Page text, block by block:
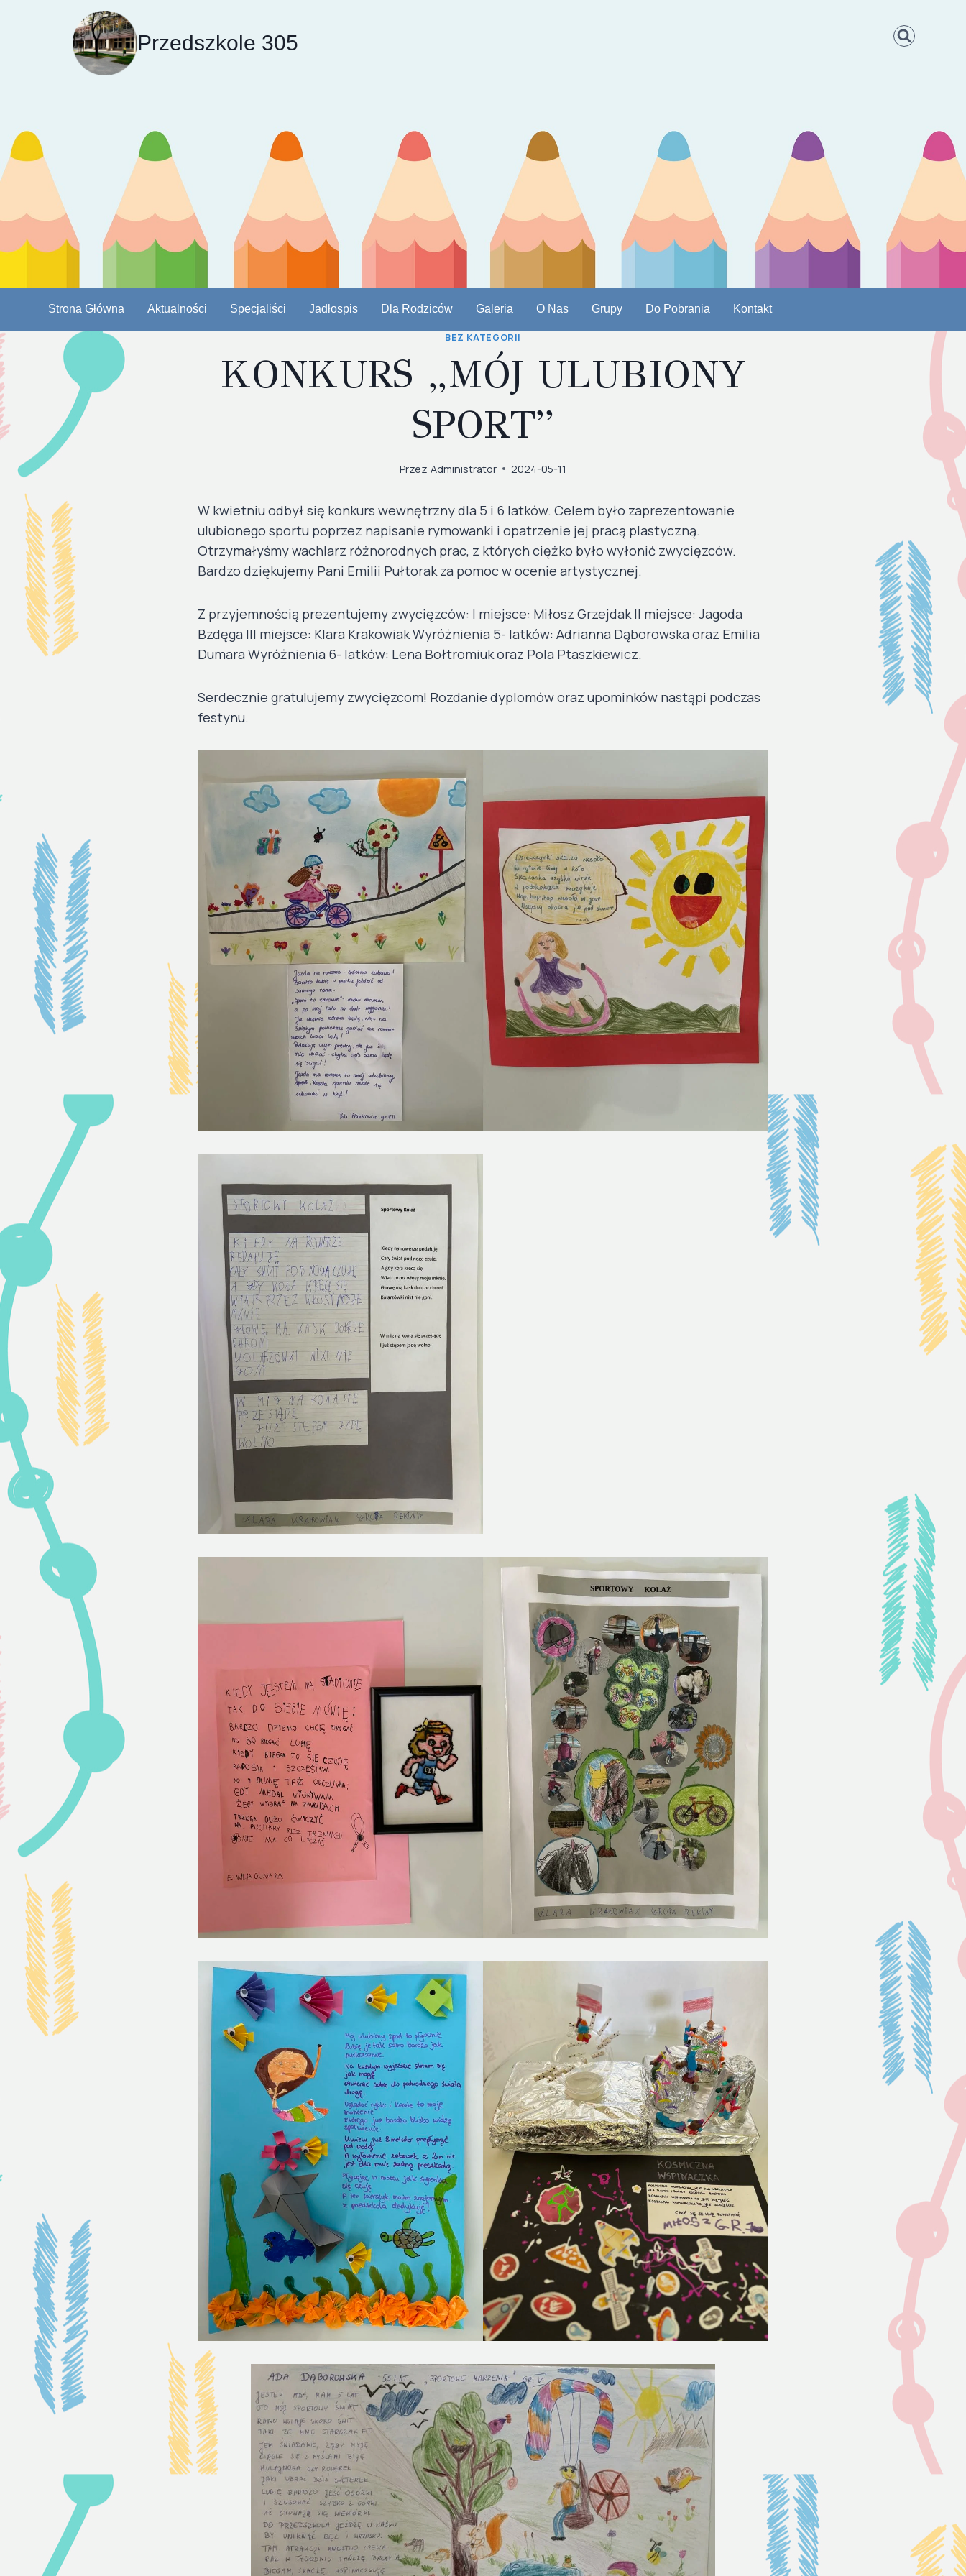
Przedszkole 305
Strona Główna Aktualności Specjaliści Jadłospis Dla Rodziców Galeria O Nas Grupy Do Pobrania Kontakt
BEZ KATEGORII
KONKURS „MÓJ ULUBIONY
SPORT”
Przez Administrator 2024-05-11
W kwietniu odbył się konkurs wewnętrzny dla 5 i 6 latków. Celem było zaprezentowanie
ulubionego sportu poprzez napisanie rymowanki i opatrzenie jej pracą plastyczną.
Otrzymałyśmy wachlarz różnorodnych prac, z których ciężko było wyłonić zwycięzców.
Bardzo dziękujemy Pani Emilii Pułtorak za pomoc w ocenie artystycznej.
Z przyjemnością prezentujemy zwycięzców: I miejsce: Miłosz Grzejdak II miejsce: Jagoda
Bzdęga III miejsce: Klara Krakowiak Wyróżnienia 5- latków: Adrianna Dąborowska oraz Emilia
Dumara Wyróżnienia 6- latków: Lena Bołtromiuk oraz Pola Ptaszkiewicz.
Serdecznie gratulujemy zwycięzcom! Rozdanie dyplomów oraz upominków nastąpi podczas
festynu.